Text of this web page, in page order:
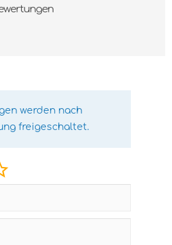
werden nach
freigeschaltet.